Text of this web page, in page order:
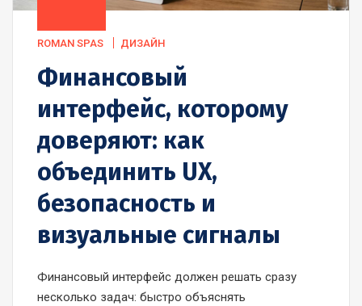
ROMAN SPAS ДИЗАЙН
Финансовый
интерфейс, которому
доверяют: как
объединить UX,
безопасность и
визуальные сигналы
Финансовый интерфейс должен решать сразу
несколько задач: быстро объяснять